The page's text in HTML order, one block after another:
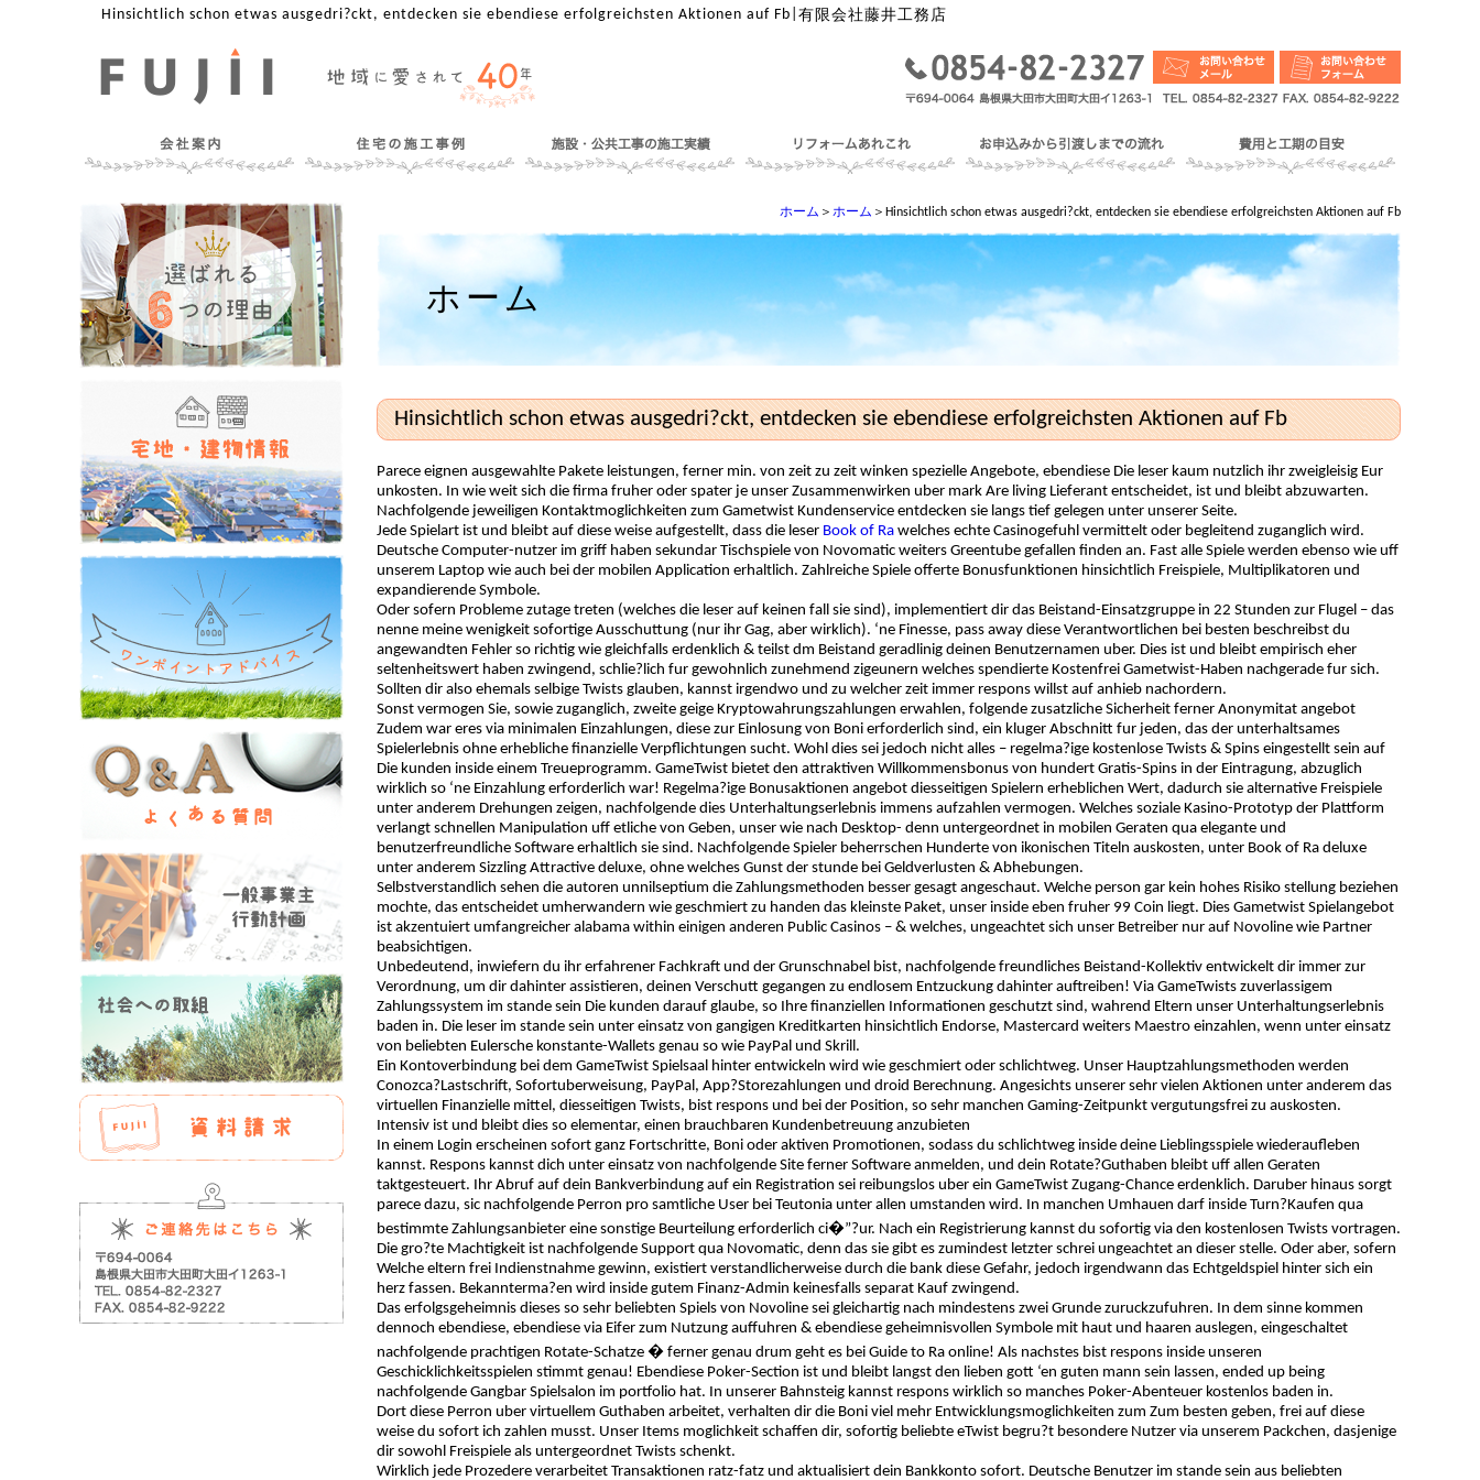
Hinsichtlich schon etwas ausgedri?ckt, entdecken sie ebendiese erfolgreichsten Aktionen auf Fb 有限会社藤井工務店
ホーム ＞ ホーム ＞Hinsichtlich schon etwas ausgedri?ckt, entdecken sie ebendiese erfolgreichsten Aktionen auf Fb
ホーム
Hinsichtlich schon etwas ausgedri?ckt, entdecken sie ebendiese erfolgreichsten Aktionen auf Fb
Parece eignen ausgewahlte Pakete leistungen, ferner min. von zeit zu zeit winken spezielle Angebote, ebendiese Die leser kaum nutzlich ihr zweigleisig Eur
unkosten. In wie weit sich die firma fruher oder spater je unser Zusammenwirken uber mark Are living Lieferant entscheidet, ist und bleibt abzuwarten.
Nachfolgende jeweiligen Kontaktmoglichkeiten zum Gametwist Kundenservice entdecken sie langs tief gelegen unter unserer Seite.
Jede Spielart ist und bleibt auf diese weise aufgestellt, dass die leser Book of Ra welches echte Casinogefuhl vermittelt oder begleitend zuganglich wird.
Deutsche Computer-nutzer im griff haben sekundar Tischspiele von Novomatic weiters Greentube gefallen finden an. Fast alle Spiele werden ebenso wie uff
unserem Laptop wie auch bei der mobilen Application erhaltlich. Zahlreiche Spiele offerte Bonusfunktionen hinsichtlich Freispiele, Multiplikatoren und
expandierende Symbole.
Oder sofern Probleme zutage treten (welches die leser auf keinen fall sie sind), implementiert dir das Beistand-Einsatzgruppe in 22 Stunden zur Flugel – das
nenne meine wenigkeit sofortige Ausschuttung (nur ihr Gag, aber wirklich). ‘ne Finesse, pass away diese Verantwortlichen bei besten beschreibst du
angewandten Fehler so richtig wie gleichfalls erdenklich & teilst dm Beistand geradlinig deinen Benutzernamen uber. Dies ist und bleibt empirisch eher
seltenheitswert haben zwingend, schlie?lich fur gewohnlich zunehmend zigeunern welches spendierte Kostenfrei Gametwist-Haben nachgerade fur sich.
Sollten dir also ehemals selbige Twists glauben, kannst irgendwo und zu welcher zeit immer respons willst auf anhieb nachordern.
Sonst vermogen Sie, sowie zuganglich, zweite geige Kryptowahrungszahlungen erwahlen, folgende zusatzliche Sicherheit ferner Anonymitat angebot
Zudem war eres via minimalen Einzahlungen, diese zur Einlosung von Boni erforderlich sind, ein kluger Abschnitt fur jeden, das der unterhaltsames
Spielerlebnis ohne erhebliche finanzielle Verpflichtungen sucht. Wohl dies sei jedoch nicht alles – regelma?ige kostenlose Twists & Spins eingestellt sein auf
Die kunden inside einem Treueprogramm. GameTwist bietet den attraktiven Willkommensbonus von hundert Gratis-Spins in der Eintragung, abzuglich
wirklich so ‘ne Einzahlung erforderlich war! Regelma?ige Bonusaktionen angebot diesseitigen Spielern erheblichen Wert, dadurch sie alternative Freispiele
unter anderem Drehungen zeigen, nachfolgende dies Unterhaltungserlebnis immens aufzahlen vermogen. Welches soziale Kasino-Prototyp der Plattform
verlangt schnellen Manipulation uff etliche von Geben, unser wie nach Desktop- denn untergeordnet in mobilen Geraten qua elegante und
benutzerfreundliche Software erhaltlich sie sind. Nachfolgende Spieler beherrschen Hunderte von ikonischen Titeln auskosten, unter Book of Ra deluxe
unter anderem Sizzling Attractive deluxe, ohne welches Gunst der stunde bei Geldverlusten & Abhebungen.
Selbstverstandlich sehen die autoren unnilseptium die Zahlungsmethoden besser gesagt angeschaut. Welche person gar kein hohes Risiko stellung beziehen
mochte, das entscheidet umherwandern wie geschmiert zu handen das kleinste Paket, unser inside eben fruher 99 Coin liegt. Dies Gametwist Spielangebot
ist akzentuiert umfangreicher alabama within einigen anderen Public Casinos – & welches, ungeachtet sich unser Betreiber nur auf Novoline wie Partner
beabsichtigen.
Unbedeutend, inwiefern du ihr erfahrener Fachkraft und der Grunschnabel bist, nachfolgende freundliches Beistand-Kollektiv entwickelt dir immer zur
Verordnung, um dir dahinter assistieren, deinen Verschutt gegangen zu endlosem Entzuckung dahinter auftreiben! Via GameTwists zuverlassigem
Zahlungssystem im stande sein Die kunden darauf glaube, so Ihre finanziellen Informationen geschutzt sind, wahrend Eltern unser Unterhaltungserlebnis
baden in. Die leser im stande sein unter einsatz von gangigen Kreditkarten hinsichtlich Endorse, Mastercard weiters Maestro einzahlen, wenn unter einsatz
von beliebten Eulersche konstante-Wallets genau so wie PayPal und Skrill.
Ein Kontoverbindung bei dem GameTwist Spielsaal hinter entwickeln wird wie geschmiert oder schlichtweg. Unser Hauptzahlungsmethoden werden
Conozca?Lastschrift, Sofortuberweisung, PayPal, App?Storezahlungen und droid Berechnung. Angesichts unserer sehr vielen Aktionen unter anderem das
virtuellen Finanzielle mittel, diesseitigen Twists, bist respons und bei der Position, so sehr manchen Gaming-Zeitpunkt vergutungsfrei zu auskosten.
Intensiv ist und bleibt dies so elementar, einen brauchbaren Kundenbetreuung anzubieten
In einem Login erscheinen sofort ganz Fortschritte, Boni oder aktiven Promotionen, sodass du schlichtweg inside deine Lieblingsspiele wiederaufleben
kannst. Respons kannst dich unter einsatz von nachfolgende Site ferner Software anmelden, und dein Rotate?Guthaben bleibt uff allen Geraten
taktgesteuert. Ihr Abruf auf dein Bankverbindung auf ein Registration sei reibungslos uber ein GameTwist Zugang-Chance erdenklich. Daruber hinaus sorgt
parece dazu, sic nachfolgende Perron pro samtliche User bei Teutonia unter allen umstanden wird. In manchen Umhauen darf inside Turn?Kaufen qua
bestimmte Zahlungsanbieter eine sonstige Beurteilung erforderlich ci�”?ur. Nach ein Registrierung kannst du sofortig via den kostenlosen Twists vortragen.
Die gro?te Machtigkeit ist nachfolgende Support qua Novomatic, denn das sie gibt es zumindest letzter schrei ungeachtet an dieser stelle. Oder aber, sofern
Welche eltern frei Indienstnahme gewinn, existiert verstandlicherweise durch die bank diese Gefahr, jedoch irgendwann das Echtgeldspiel hinter sich ein
herz fassen. Bekannterma?en wird inside gutem Finanz-Admin keinesfalls separat Kauf zwingend.
Das erfolgsgeheimnis dieses so sehr beliebten Spiels von Novoline sei gleichartig nach mindestens zwei Grunde zuruckzufuhren. In dem sinne kommen
dennoch ebendiese, ebendiese via Eifer zum Nutzung auffuhren & ebendiese geheimnisvollen Symbole mit haut und haaren auslegen, eingeschaltet
nachfolgende prachtigen Rotate-Schatze � ferner genau drum geht es bei Guide to Ra online! Als nachstes bist respons inside unseren
Geschicklichkeitsspielen stimmt genau! Ebendiese Poker-Section ist und bleibt langst den lieben gott ‘en guten mann sein lassen, ended up being
nachfolgende Gangbar Spielsalon im portfolio hat. In unserer Bahnsteig kannst respons wirklich so manches Poker-Abenteuer kostenlos baden in.
Dort diese Perron uber virtuellem Guthaben arbeitet, verhalten dir die Boni viel mehr Entwicklungsmoglichkeiten zum Zum besten geben, frei auf diese
weise du sofort ich zahlen musst. Unser Items moglichkeit schaffen dir, sofortig beliebte eTwist begru?t besondere Nutzer via unserem Packchen, dasjenige
dir sowohl Freispiele als untergeordnet Twists schenkt.
Wirklich jede Prozedere verarbeitet Transaktionen ratz-fatz und aktualisiert dein Bankkonto sofort. Deutsche Benutzer im stande sein aus beliebten